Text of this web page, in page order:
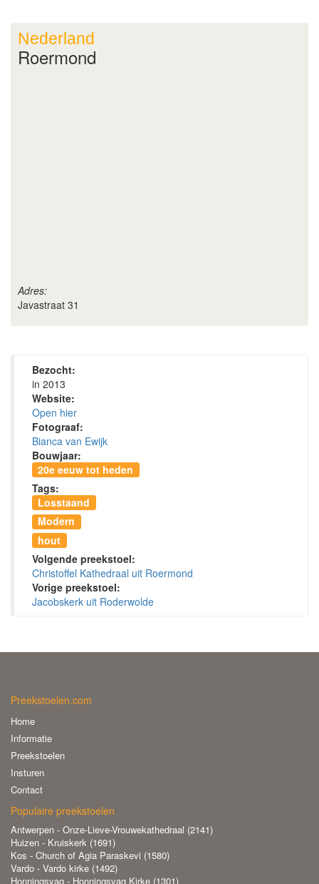
Nederland
Roermond
Adres:
Javastraat 31
Bezocht:
in 2013
Website:
Open hier
Fotograaf:
Bianca van Ewijk
Bouwjaar:
20e eeuw tot heden
Tags:
Losstaand
Modern
hout
Volgende preekstoel:
Christoffel Kathedraal uit Roermond
Vorige preekstoel:
Jacobskerk uit Roderwolde
Preekstoelen.com
Home
Informatie
Preekstoelen
Insturen
Contact
Populaire preekstoelen
Antwerpen - Onze-Lieve-Vrouwekathedraal (2141)
Huizen - Kruiskerk (1691)
Kos - Church of Agia Paraskevi (1580)
Vardo - Vardo kirke (1492)
Honningsvag - Honningsvag Kirke (1301)